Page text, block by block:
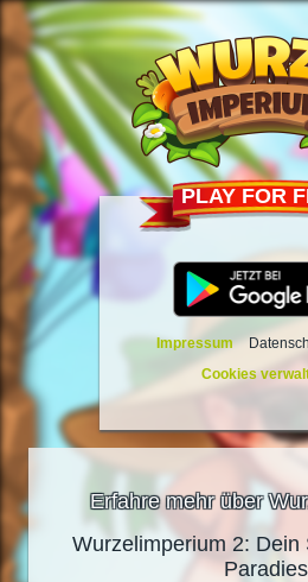
PLAY FOR
Impressum
Cookies
Erfahre mehr über
Wurzelimperium 2: Dein
Paradies